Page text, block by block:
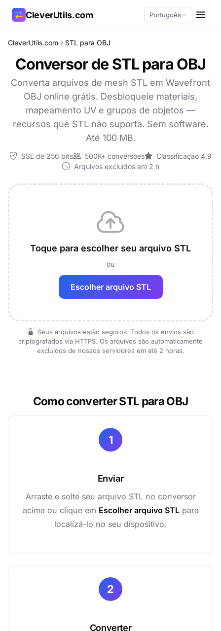
CleverUtils.com Português
CleverUtils.com STL para OBJ
Conversor de STL para OBJ
Converta arquivos de mesh STL em Wavefront
OBJ online grátis. Desbloqueie materiais,
mapeamento UV e grupos de objetos —
recursos que STL não suporta. Sem software.
Até 100 MB.
SSL de 256 bits 500K+ conversões
Classificação 4,9
Arquivos excluídos em 2 h
Toque para escolher seu arquivo STL
ou
Escolher arquivo STL
Seus arquivos estão seguros. Todos os envios são
criptografados via HTTPS. Os arquivos são automaticamente
excluídos de nossos servidores em até 2 horas.
Como converter STL para OBJ
1
Enviar
Arraste e solte seu arquivo STL no conversor
acima ou clique em Escolher arquivo STLpara
localizá-lo no seu dispositivo.
2
Converter
Copiar link